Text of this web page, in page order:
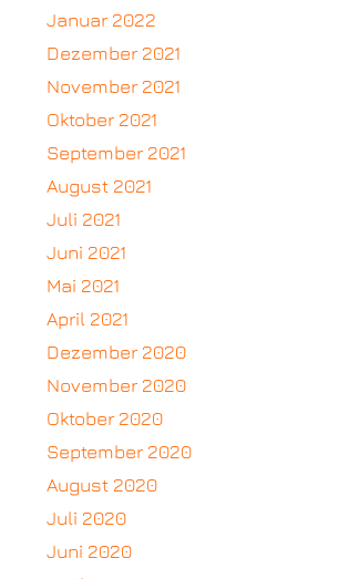
Januar 2022
Dezember 2021
November 2021
Oktober 2021
September 2021
August 2021
Juli 2021
Juni 2021
Mai 2021
April 2021
Dezember 2020
November 2020
Oktober 2020
September 2020
August 2020
Juli 2020
Juni 2020